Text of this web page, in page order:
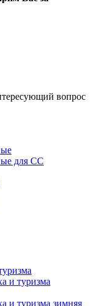
вопрос
для СС
и туризма
и туризма зимняя